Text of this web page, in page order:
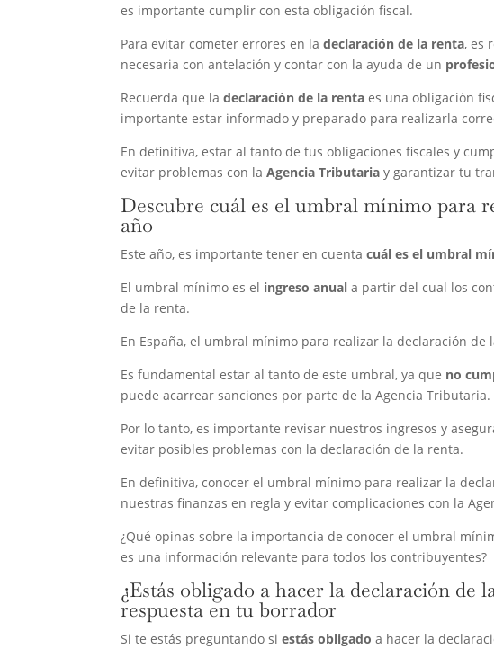
es importante cumplir con esta obligación fiscal.
Para evitar cometer errores en ladeclaración de la renta, es
necesaria con antelación y contar con la ayuda de un
Recuerda que ladeclaración de la renta es una obligación
importante estar informado y preparado para realizarla
En definitiva, estar al tanto de tus obligaciones fiscales y
evitar problemas con laAgencia Tributaria y garantizar tu
Descubre cuál es el umbral mínimo para
año
Este año, es importante tener en cuentacuál es el umbral
El umbral mínimo es el ingreso anual a partir del cual los
de la renta.
En España, el umbral mínimo para realizar la declaración de
Es fundamental estar al tanto de este umbral, ya que no
puede acarrear sanciones por parte de la Agencia Tributaria.
Por lo tanto, es importante revisar nuestros ingresos y
evitar posibles problemas con la declaración de la renta.
En definitiva, conocer el umbral mínimo para realizar la
nuestras finanzas en regla y evitar complicaciones con la
¿Qué opinas sobre la importancia de conocer el umbral
es una información relevante para todos los contribuyentes?
¿Estás obligado a hacer la declaración
respuesta en tu borrador
Si te estás preguntando siestás obligado a hacer la